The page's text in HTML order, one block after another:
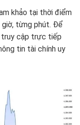
khảo tại thời điểm
từng phút. Để
truy cập trực tiếp
tin tài chính uy